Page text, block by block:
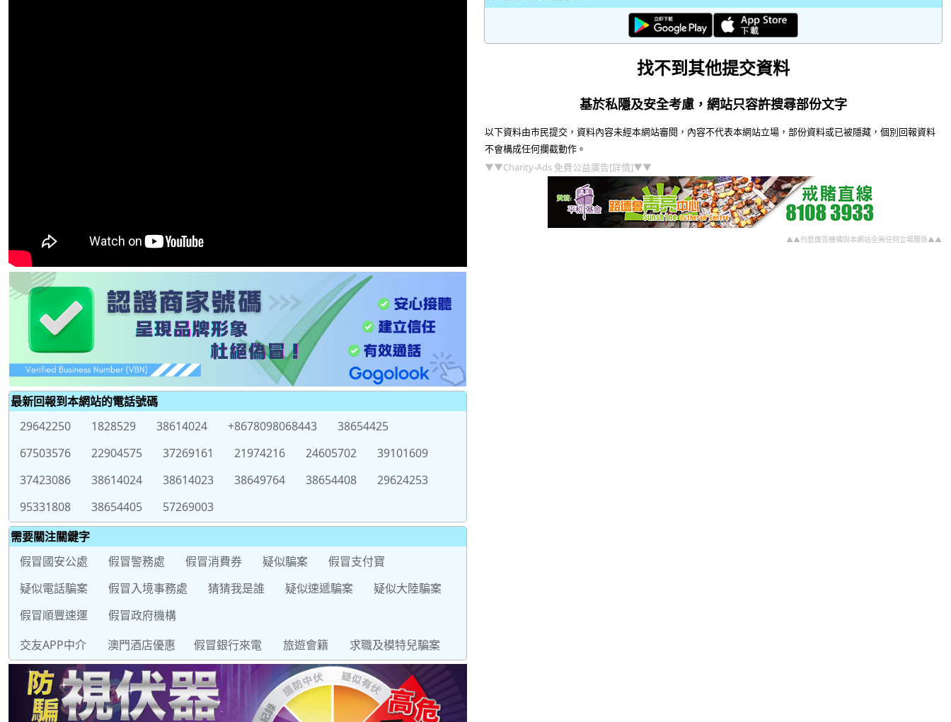
最新回報到本網站的電話號碼
29642250
1828529 38614024 +8678098068443
38654425
67503576
22904575 37269161 21974216 24605702
39101609
37423086
38614024 38614023 38649764 38654408
29624253
95331808
38654405
57269003
需要關注關鍵字
假冒國安公處
假冒警務處 假冒消費券 疑似騙案
假冒支付寶
疑似電話騙案
假冒入境事務處 猜猜我是誰 疑似速遞騙案
疑似大陸騙案
假冒順豐速運
假冒政府機構
交友APP中介
澳門酒店優惠 假冒銀行來電 旅遊會籍 求職及模特兒騙案
找不到其他提交資料
基於私隱及安全考慮，網站只容許搜尋部份文字
以下資料由市民提交，資料內容未經本網站審閱，內容不代表本網站立場，部份資料或已被隱藏，個別回報資料
不會構成任何攔截動作。
▼▼Charity-Ads 免費公益廣告[詳情]▼▼
▲▲刊登廣告機構與本網站全無任何立場關係▲▲